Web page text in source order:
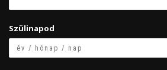
Szülinapod